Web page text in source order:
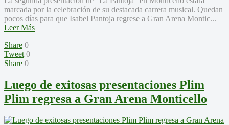
marcada por la celebración de su destacada carrera musical. Quedan
pocos días para que Isabel Pantoja regrese a Gran Arena Montic...
Leer Más
Share 0
Tweet 0
Share 0
Luego de exitosas presentaciones Plim
Plim regresa a Gran Arena Monticello